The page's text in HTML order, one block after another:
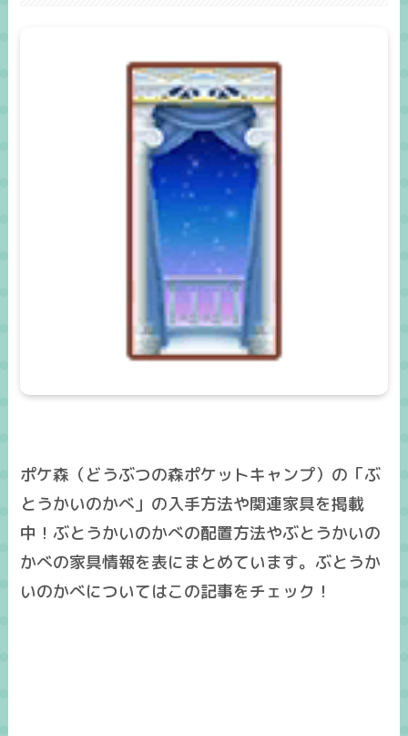
ポケ森（どうぶつの森ポケットキャンプ）の「ぶ
とうかいのかべ」の入手方法や関連家具を掲載
中！ぶとうかいのかべの配置方法やぶとうかいの
かべの家具情報を表にまとめています。ぶとうか
いのかべについてはこの記事をチェック！